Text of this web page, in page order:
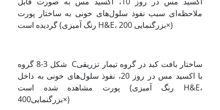
ملاحظه‌ای سبب نفوذ سلول‌های خونی به ساختار پورت
گردیده است (رنگ آمیزی H&E، بزرگنمایی 200×)
شکل 3-8 گروه Cساختار بافت کبد در گروه تیمار تزریقی
با اکسید مس در روز 20، نفوذ سلول‌های خونی به داخل
پورت مشاهده شده است (رنگ آمیزی H&E،
بزرگنمایی400×)